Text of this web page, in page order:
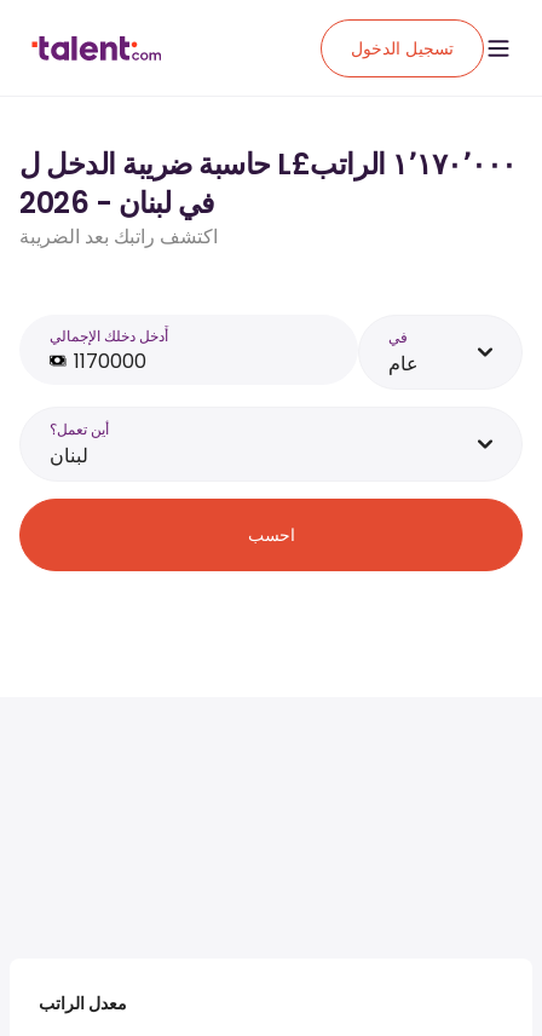
تسجيل الدخول
حاسبة ضريبة الدخل ل L£‏١٬١٧٠٬٠٠٠ الراتب
في لبنان - 2026
اكتشف راتبك بعد الضريبة
أَدخل دخلك الإجمالي في
عام
أين تعمل؟
لبنان
احسب
معدل الراتب